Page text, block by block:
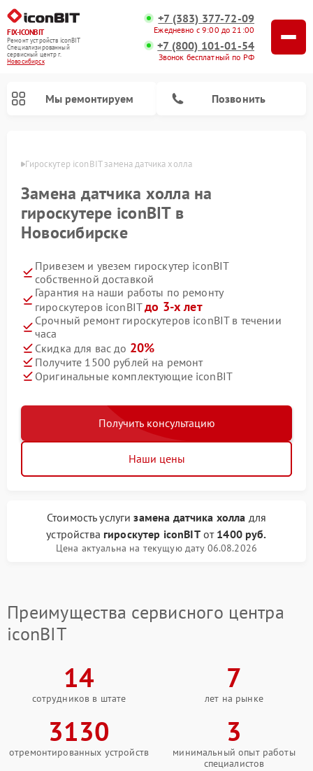
FIX-ICONBIT
Ремонт устройств iconBIT
Специализированный
cервисный центр г.
Новосибирск
+7 (383) 377-72-09
Ежедневно с 9:00 до 21:00
+7 (800) 101-01-54
Звонок бесплатный по РФ
Мы ремонтируем Позвонить
Гироскутер iconBIT замена датчика холла
Замена датчика холла на
гироскутере iconBIT в
Новосибирске
Привезем и увезем гироскутер iconBIT
собственной доставкой
Гарантия на наши работы по ремонту
гироскутеров iconBITдо 3-х лет
Срочный ремонт гироскутеров iconBIT в течении
часа
Скидка для вас до 20%
Получите 1500 рублей на ремонт
Оригинальные комплектующие iconBIT
Получить консультацию
Наши цены
Стоимость услугизамена датчика холла для
устройства гироскутер iconBITот 1400 руб.
Цена актуальна на текущую дату 06.08.2026
Преимущества сервисного центра
iconBIT
14
сотрудников в штате
7
лет на рынке
3130
отремонтированных устройств
3
минимальный опыт работы
специалистов